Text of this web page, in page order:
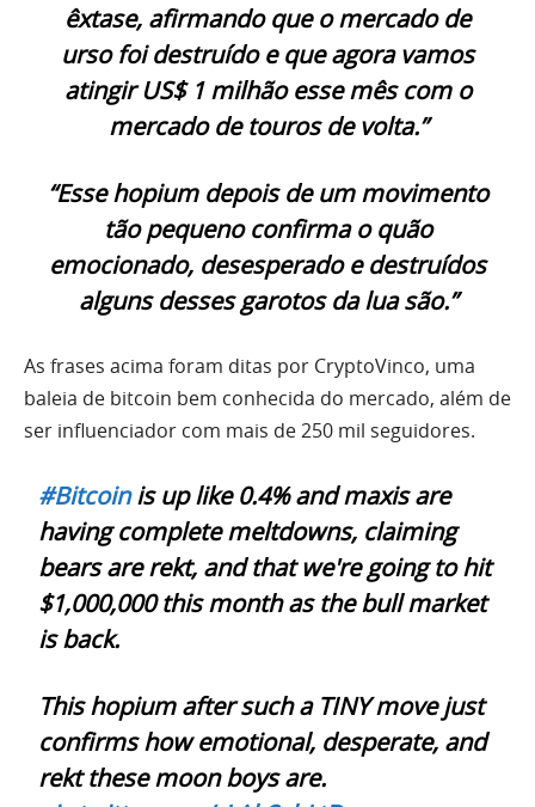
êxtase, afirmando que o mercado de
urso foi destruído e que agora vamos
atingir US$ 1 milhão esse mês com o
mercado de touros de volta.”
“Esse hopium depois de um movimento
tão pequeno confirma o quão
emocionado, desesperado e destruídos
alguns desses garotos da lua são.”
As frases acima foram ditas por CryptoVinco, uma
baleia de bitcoin bem conhecida do mercado, além de
ser influenciador com mais de 250 mil seguidores.
#Bitcoinis up like 0.4% and maxis are
having complete meltdowns, claiming
bears are rekt, and that we're going to hit
$1,000,000 this month as the bull market
is back.
This hopium after such a TINY move just
confirms how emotional, desperate, and
rekt these moon boys are.